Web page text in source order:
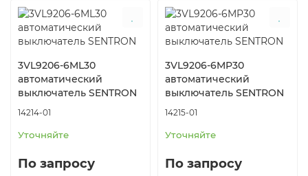
3VL9206-6ML30
автоматический
выключатель SENTRON
14214-01
Уточняйте
По запросу
3VL9206-6MP30
автоматический
выключатель SENTRON
14215-01
Уточняйте
По запросу